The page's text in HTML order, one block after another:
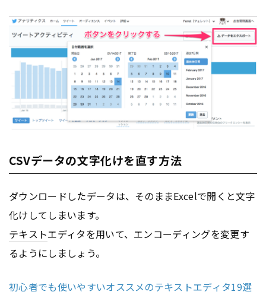
CSVデータの文字化けを直す方法
ダウンロードしたデータは、そのままExcelで開くと文字
化けしてしまいます。
テキストエディタを用いて、エンコーディングを変更す
るようにしましょう。
初心者でも使いやすいオススメのテキストエディタ19選